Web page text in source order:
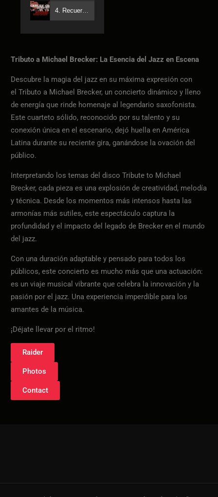
4. Recuerdos - Tribute to Michael Brecker
Tributo a Michael Brecker: La Esencia del Jazz en Escena
Descubre la magia del jazz en su máxima expresión con
el Tributo a Michael Brecker, un concierto dinámico y lleno
de energía que rinde homenaje al legendario saxofonista.
Este cuarteto sólido, reconocido por su talento y su
conexión única en el escenario, dejó huella en América
Latina durante su reciente gira, ganándose la ovación del
público.
Interpretando los temas del disco Tribute to Michael
Brecker, cada pieza es una explosión de creatividad, melodía
y técnica. Desde los momentos más intensos hasta las
armonías más sutiles, este espectáculo captura la
profundidad y el impacto del legado de Brecker en el mundo
del jazz.
Con una duración adaptable y pensado para todos los
públicos, este concierto es mucho más que una actuación:
es un viaje musical vibrante que celebra la innovación y la
pasión por el jazz. Una experiencia imperdible para los
amantes de la música.
¡Déjate llevar por el ritmo!
Raider
Photos
Contact